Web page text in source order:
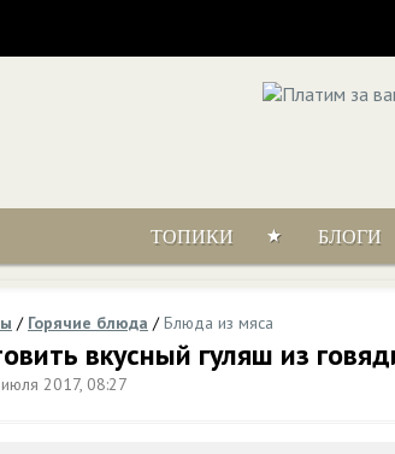
ТОПИКИ БЛОГИ
/ Горячие блюда /Блюда из мяса
вкусный гуляш из
2017, 08:27